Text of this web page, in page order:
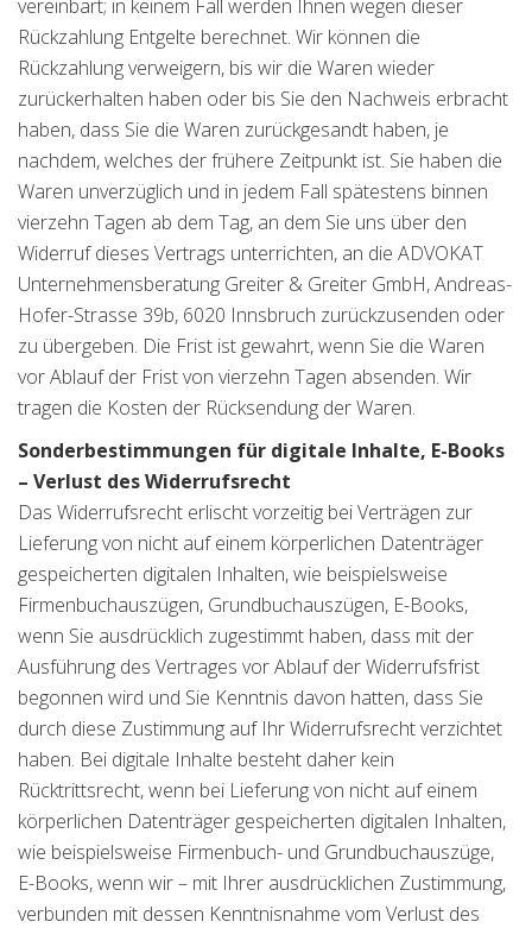
vereinbart; in keinem Fall werden Ihnen wegen dieser
Rückzahlung Entgelte berechnet. Wir können die
Rückzahlung verweigern, bis wir die Waren wieder
zurückerhalten haben oder bis Sie den Nachweis erbracht
haben, dass Sie die Waren zurückgesandt haben, je
nachdem, welches der frühere Zeitpunkt ist. Sie haben die
Waren unverzüglich und in jedem Fall spätestens binnen
vierzehn Tagen ab dem Tag, an dem Sie uns über den
Widerruf dieses Vertrags unterrichten, an die ADVOKAT
Unternehmensberatung Greiter & Greiter GmbH, Andreas-
Hofer-Strasse 39b, 6020 Innsbruch zurückzusenden oder
zu übergeben. Die Frist ist gewahrt, wenn Sie die Waren
vor Ablauf der Frist von vierzehn Tagen absenden. Wir
tragen die Kosten der Rücksendung der Waren.
Sonderbestimmungen für digitale Inhalte, E-Books
– Verlust des Widerrufsrecht
Das Widerrufsrecht erlischt vorzeitig bei Verträgen zur
Lieferung von nicht auf einem körperlichen Datenträger
gespeicherten digitalen Inhalten, wie beispielsweise
Firmenbuchauszügen, Grundbuchauszügen, E-Books,
wenn Sie ausdrücklich zugestimmt haben, dass mit der
Ausführung des Vertrages vor Ablauf der Widerrufsfrist
begonnen wird und Sie Kenntnis davon hatten, dass Sie
durch diese Zustimmung auf Ihr Widerrufsrecht verzichtet
haben. Bei digitale Inhalte besteht daher kein
Rücktrittsrecht, wenn bei Lieferung von nicht auf einem
körperlichen Datenträger gespeicherten digitalen Inhalten,
wie beispielsweise Firmenbuch- und Grundbuchauszüge,
E-Books, wenn wir – mit Ihrer ausdrücklichen Zustimmung,
verbunden mit dessen Kenntnisnahme vom Verlust des